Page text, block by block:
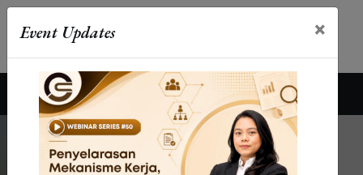
0811-817-7358
Call Us For Consultation
Event Updates ×